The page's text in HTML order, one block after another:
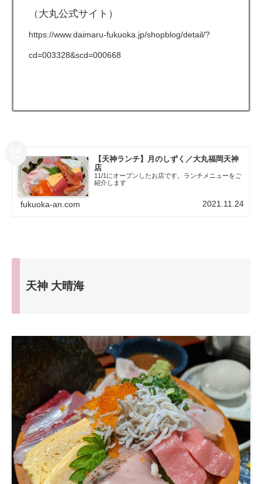
（大丸公式サイト）
https://www.daimaru-fukuoka.jp/shopblog/detail/?
cd=003328&scd=000668
【天神ランチ】月のしずく／大丸福岡天神
店
11/1にオープンしたお店です。ランチメニューをご
紹介します
fukuoka-an.com 2021.11.24
天神 大晴海